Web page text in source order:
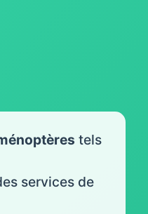
tels
services de